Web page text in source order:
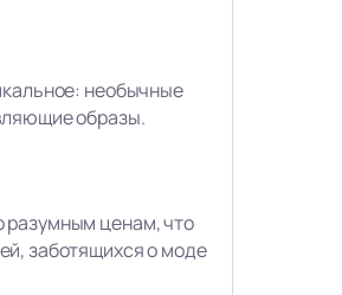
необычные
образы.
разумным ценам, что
заботящихся о моде